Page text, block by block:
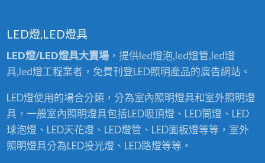
LED燈,LED燈具
LED燈/LED燈具大賣場，提供led燈泡,led燈管,led燈
具,led燈工程業者，免費刊登LED照明產品的廣告網站。
LED燈使用的場合分類，分為室內照明燈具和室外照明燈
具，一般室內照明燈具包括LED吸頂燈、LED筒燈、LED
球泡燈、LED天花燈、LED燈管、LED面板燈等等，室外
照明燈具分為LED投光燈、LED路燈等等。